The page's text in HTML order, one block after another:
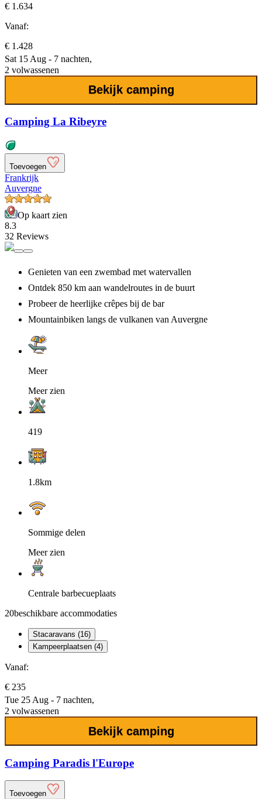
€ 1.634
Vanaf:
€ 1.428
Sat 15 Aug - 7 nachten,
2 volwassenen
Bekijk camping
Camping La Ribeyre
Toevoegen
Frankrijk
Auvergne
Op kaart zien
8.3
32 Reviews
Genieten van een zwembad met watervallen
Ontdek 850 km aan wandelroutes in de buurt
Probeer de heerlijke crêpes bij de bar
Mountainbiken langs de vulkanen van Auvergne
Meer
Meer zien
419
1.8km
Sommige delen
Meer zien
Centrale barbecueplaats
20beschikbare accommodaties
Stacaravans (16)
Kampeerplaatsen (4)
Vanaf:
€ 235
Tue 25 Aug - 7 nachten,
2 volwassenen
Bekijk camping
Camping Paradis l'Europe
Toevoegen